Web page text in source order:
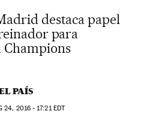
destaca papel
para
Champions
PAÍS
24, 2016 - 17:21EDT